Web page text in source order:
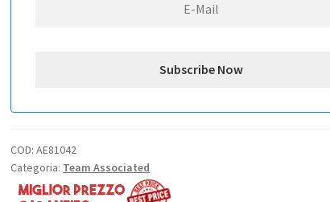
COD: AE81042
Categoria: Team Associated